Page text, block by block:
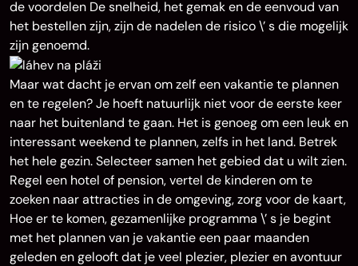
de voordelen De snelheid, het gemak en de eenvoud van
het bestellen zijn, zijn de nadelen de risico \’ s die mogelijk
zijn genoemd.
Maar wat dacht je ervan om zelf een vakantie te plannen
en te regelen? Je hoeft natuurlijk niet voor de eerste keer
naar het buitenland te gaan. Het is genoeg om een leuk en
interessant weekend te plannen, zelfs in het land. Betrek
het hele gezin. Selecteer samen het gebied dat u wilt zien.
Regel een hotel of pension, vertel de kinderen om te
zoeken naar attracties in de omgeving, zorg voor de kaart,
Hoe er te komen, gezamenlijke programma \’ s je begint
met het plannen van je vakantie een paar maanden
geleden en gelooft dat je veel plezier, plezier en avontuur